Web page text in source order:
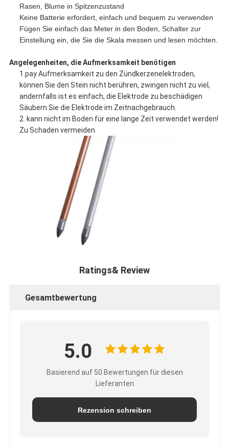
Rasen, Blume in Spitzenzustand
Keine Batterie erfordert, einfach und bequem zu verwenden
Fügen Sie einfach das Meter in den Boden, Schalter zur
Einstellung ein, die Sie die Skala messen und lesen möchten.
Angelegenheiten, die Aufmerksamkeit benötigen
1.pay Aufmerksamkeit zu den Zündkerzenelektroden,
können Sie den Stein nicht berühren, zwingen nicht zu viel,
andernfalls ist es einfach, die Elektrode zu beschädigen
Säubern Sie die Elektrode im Zeitnachgebrauch.
2. kann nicht im Boden für eine lange Zeit verwendet werden!
Zu Schaden vermeiden.
Ratings& Review
Gesamtbewertung
5.0
Basierend auf 50 Bewertungen für diesen
Lieferanten
Rezension schreiben